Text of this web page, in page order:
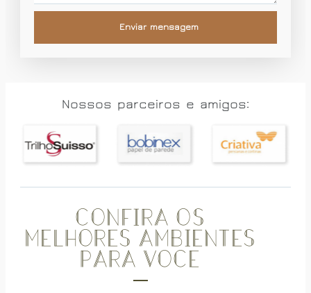
Enviar mensagem
Nossos parceiros e amigos:
Confira os
melhores ambientes
para voce